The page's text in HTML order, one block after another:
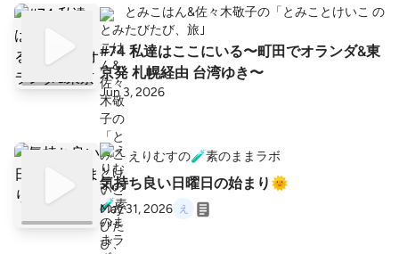
とみこはん&佐々木敬子の「とみことけいこ の
たびたび、旅｣
#74 私達はここにいる〜町田でオランダ&東
京発 札幌経由 台湾ゆき〜
Jun 3, 2026
えりむすの🧪素のままラボ
気持ち良い日曜日の始まり🌞
May 31, 2026